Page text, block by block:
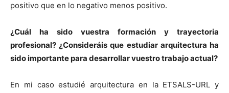
positivo que en lo negativo menos positivo.
¿Cuál ha sido vuestra formación y trayectoria
profesional? ¿Consideráis que estudiar arquitectura ha
sido importante para desarrollar vuestro trabajo actual?
En mi caso estudié arquitectura en la ETSALS-URL y